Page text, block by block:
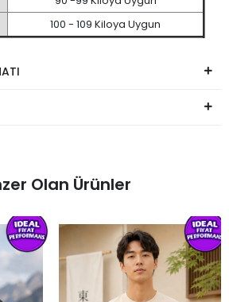
100 - 109 Kiloya Uygun
Olan Ürünler